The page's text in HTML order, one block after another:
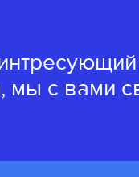
мы с вами